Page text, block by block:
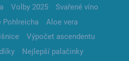
Volby 2025
Svařené víno
Pohlreicha
Aloe vera
Výpočet ascendentu
Nejlepší palačinky